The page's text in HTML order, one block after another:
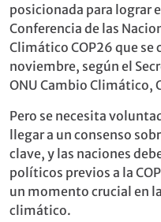
posicionada para lograr
Conferencia de las
Climático COP26 que se
noviembre, según el
ONU Cambio Climático,
Pero se necesita
llegar a un consenso
clave, y las naciones
políticos previos a la
un momento crucial en
climático.